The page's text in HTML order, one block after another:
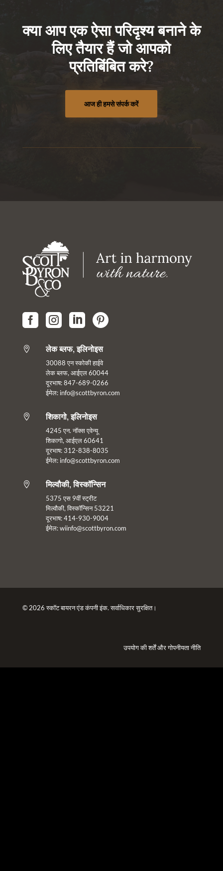
क्या आप एक ऐसा परिदृश्य बनाने के
लिए तैयार हैं जो आपको
प्रतिबिंबित करे?
आज ही हमसे संपर्क करें
   
 लेक ब्लफ, इलिनोइस
30088 एन स्कोकी हाईवे
लेक ब्लफ, आईएल 60044
दूरभाष: 847-689-0266
ईमेल: info@scottbyron.com
 शिकागो, इलिनोइस
4245 एन. नॉक्स एवेन्यू
शिकागो, आईएल 60641
दूरभाष: 312-838-8035
ईमेल: info@scottbyron.com
 मिल्वौकी, विस्कॉन्सिन
5375 एस 9वीं स्ट्रीट
मिल्वौकी, विस्कॉन्सिन 53221
दूरभाष: 414-930-9004
ईमेल:wiinfo@scottbyron.com
© 2026 स्कॉट बायरन एंड कंपनी इंक. सर्वाधिकार सुरक्षित।
उपयोग की शर्तेंऔरगोपनीयता नीति